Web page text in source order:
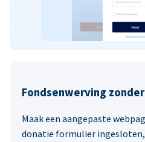
Fondsenwerving
Maak een aangepaste
donatie formulier